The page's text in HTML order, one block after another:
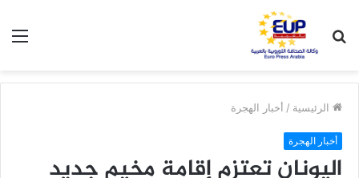
عن
الرئيسية / أخبار الهجرة
أخبار الهجرة
اليونان تعتزم إقامة مخيم جديد